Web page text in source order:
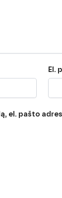
El.
el. pašto